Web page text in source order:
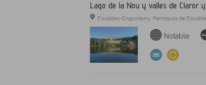
Lago de la Nou y valles de Claror
Escaldes-Engordany, Parroquia de
Notable